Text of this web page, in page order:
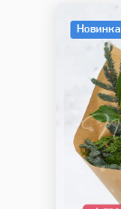
Новинка